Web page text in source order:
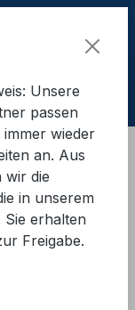
mit
GK8
Unsere
passen
wieder
an. Aus
wir die
in unserem
Sie erhalten
Freigabe.